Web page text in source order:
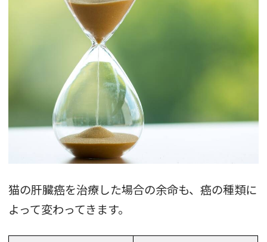
猫の肝臓癌を治療した場合の余命も、癌の種類に
よって変わってきます。